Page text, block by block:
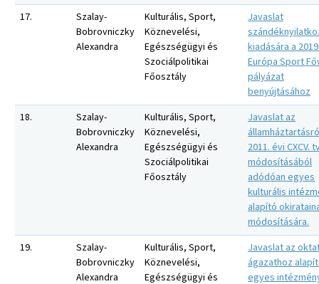
17.
Szalay-
Bobrovniczky
Alexandra
Kulturális, Sport,
Köznevelési,
Egészségügyi és
Szociálpolitikai
Főosztály
Javaslat
kiadására a
Európa Sport
pályázat
benyújtásához
18.
Szalay-
Bobrovniczky
Alexandra
Kulturális, Sport,
Köznevelési,
Egészségügyi és
Szociálpolitikai
Főosztály
Javaslat az
2011. évi CXCV.
módosításából
adódóan egyes
kulturális
alapító
módosítására.
19.
Szalay-
Bobrovniczky
Alexandra
Kulturális, Sport,
Köznevelési,
Egészségügyi és
Javaslat az
ágazathoz
egyes